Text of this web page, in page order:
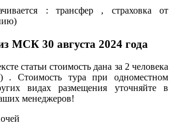
: трансфер , страховка от
МСК 30 августа 2024 года
статьи стоимость дана за 2 человека
. Стоимость тура при одноместном
видах размещения уточняйте в
менеджеров!